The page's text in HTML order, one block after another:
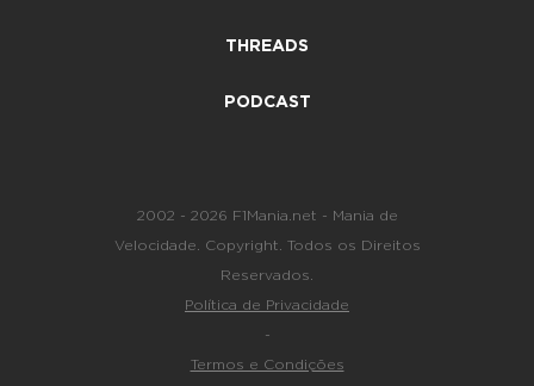
THREADS
PODCAST
2002 - 2026 F1Mania.net - Mania de
Velocidade. Copyright. Todos os Direitos
Reservados.
Política de Privacidade
-
Termos e Condições